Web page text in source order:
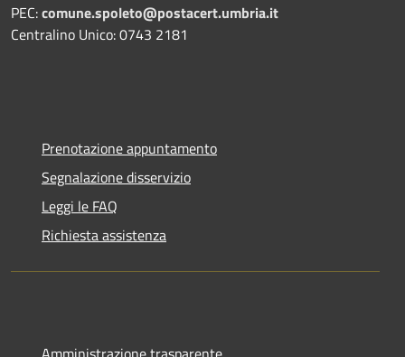
PEC:comune.spoleto@postacert.umbria.it
Centralino Unico: 0743 2181
Prenotazione appuntamento
Segnalazione disservizio
Leggi le FAQ
Richiesta assistenza